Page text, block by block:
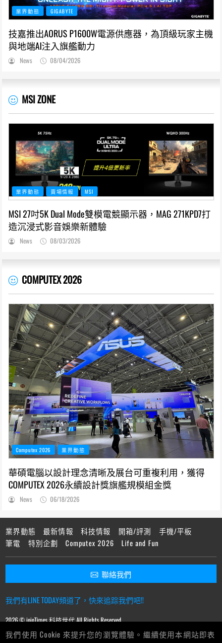
業界動態 GIGABYTE
技嘉推出AORUS P1600W電源供應器，為頂級玩家主機
與地端AI注入旗艦動力
News 08/04/2026
MSI ZONE
業界動態 賣場情報 MSI
MSI 27吋5K Dual Mode雙模電競顯示器，MAG 271KPD7打
造沉浸式影音娛樂新體驗
News 08/03/2026
COMPUTEX 2026
Computex 2026 業界動態
華碩電腦以設計理念清晰及展台可重複利用，獲得
COMPUTEX 2026永續設計獎旗艦規模組金獎
News 06/18/2026
業界動態 最新情報 科技情報 開箱/評測
手機/平板
筆電
特別企劃 Computex 2026 Life and Fun
聯絡我們
我們有LINE TODAY頻道了，快來追踪我們吧!!
2026 © ioioTimes 科技世代 All Rights Reserved.
我們使用 Cookie 來提升您的瀏覽體驗。繼續使用本網站即表